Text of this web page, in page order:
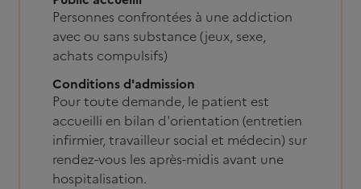
Personnes confrontées à une addiction
avec ou sans substance (jeux, sexe,
achats compulsifs)
Conditions d'admission
Pour toute demande, le patient est
accueilli en bilan d'orientation (entretien
infirmier, travailleur social et médecin) sur
rendez-vous les après-midis avant une
hospitalisation.